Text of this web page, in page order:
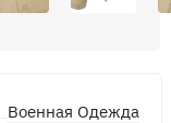
Военная Одежда